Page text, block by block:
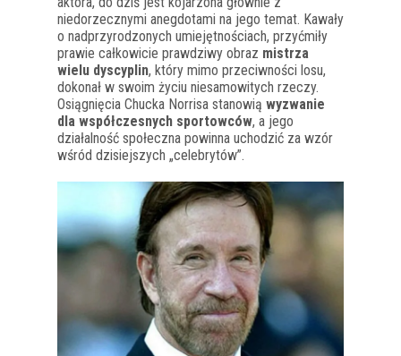
niedorzecznymi anegdotami na jego temat. Kawały
o nadprzyrodzonych umiejętnościach, przyćmiły
prawie całkowicie prawdziwy obraz mistrza
wielu dyscyplin, który mimo przeciwności losu,
dokonał w swoim życiu niesamowitych rzeczy.
Osiągnięcia Chucka Norrisa stanowią wyzwanie
dla współczesnych sportowców, a jego
działalność społeczna powinna uchodzić za wzór
wśród dzisiejszych „celebrytów”.